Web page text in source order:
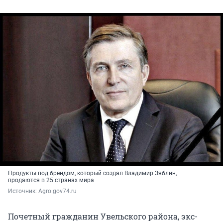
Продукты под брендом, который создал Владимир Зяблин,
продаются в 25 странах мира
Источник: Agro.gov74.ru
Почетный гражданин Увельского района, экс-